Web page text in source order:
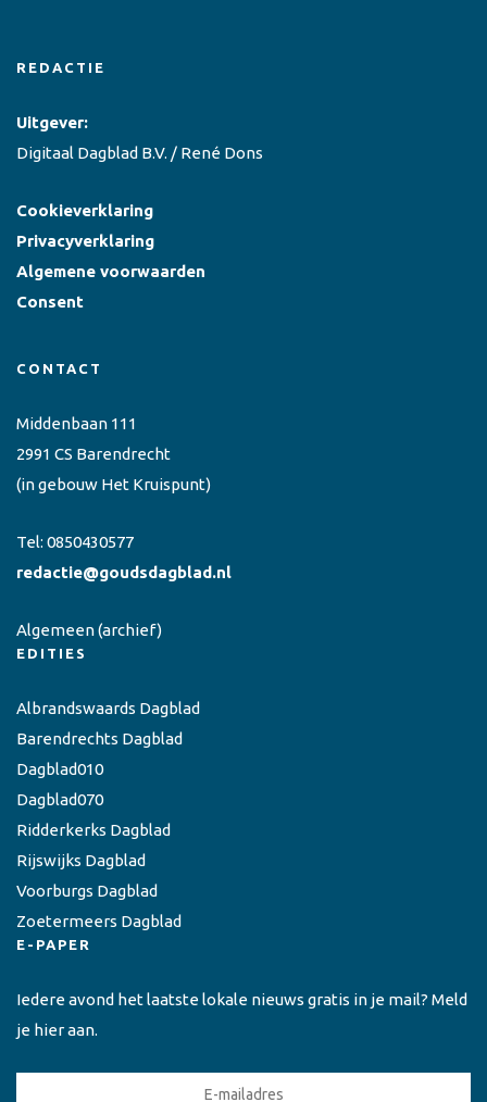
REDACTIE
Uitgever:
Digitaal Dagblad B.V. / René Dons
Cookieverklaring
Privacyverklaring
Algemene voorwaarden
Consent
CONTACT
Middenbaan 111
2991 CS Barendrecht
(in gebouw Het Kruispunt)
Tel: 0850430577
redactie@goudsdagblad.nl
Algemeen(archief)
EDITIES
Albrandswaards Dagblad
Barendrechts Dagblad
Dagblad010
Dagblad070
Ridderkerks Dagblad
Rijswijks Dagblad
Voorburgs Dagblad
Zoetermeers Dagblad
E-PAPER
Iedere avond het laatste lokale nieuws gratis in je mail? Meld
je hier aan.